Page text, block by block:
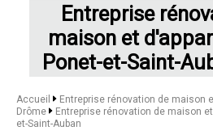
Entreprise
maison et
Ponet-et-Saint-
Accueil
Entreprise rénovation de maison
Drôme
Entreprise rénovation de maison
et-Saint-Auban